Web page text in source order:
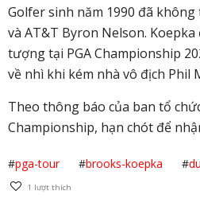
Golfer sinh năm 1990 đã
và AT&T Byron Nelson.
tượng tại PGA Championship
về nhì khi kém nhà vô địch Phil
Theo thông báo của ban tổ
Championship, hạn chót để
#pga-tour #brooks-koepka #
1 lượt thích